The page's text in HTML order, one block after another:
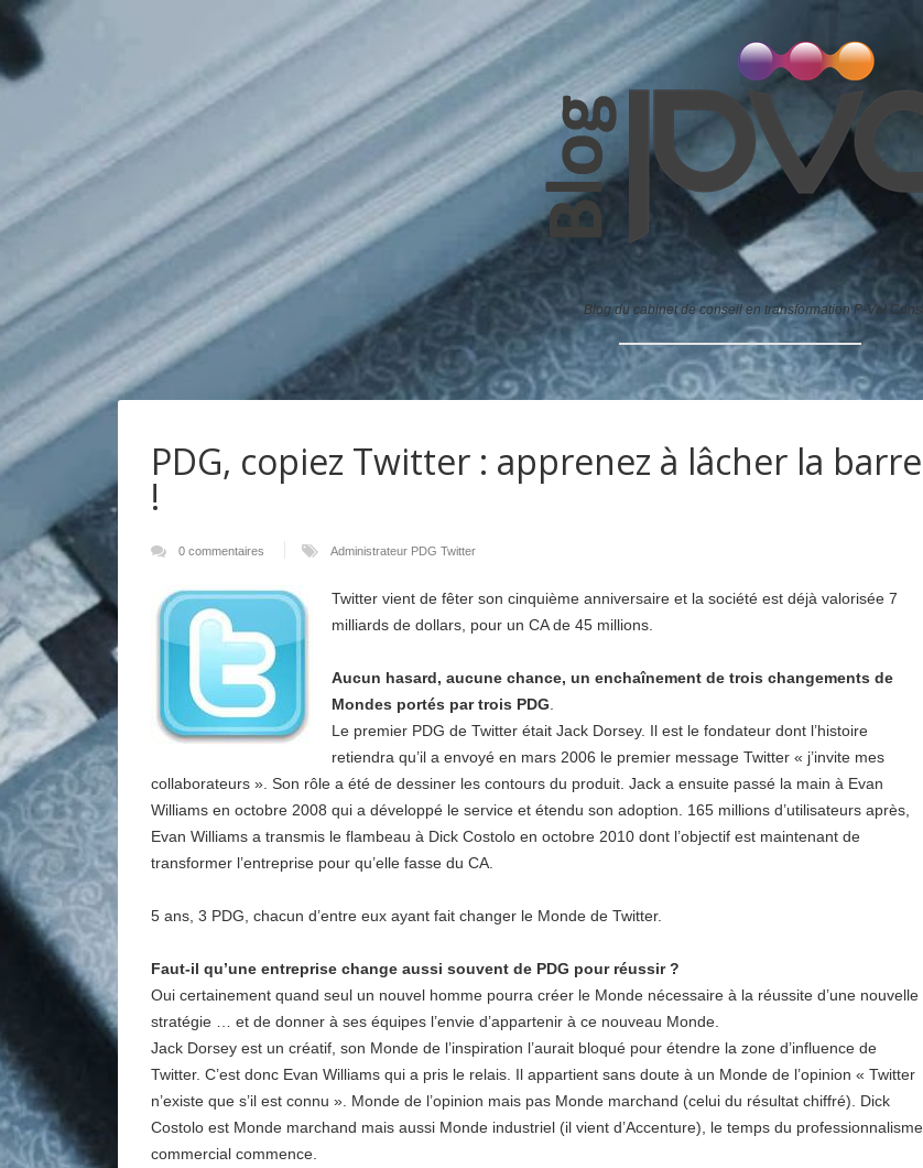
Blog du cabinet de conseil en transformation P-Val
PDG, copiez Twitter : apprenez à lâcher la barre
!
0 commentaires Administrateur PDG Twitter
Twitter vient de fêter son cinquième anniversaire et la société est déjà valorisée 7
milliards de dollars, pour un CA de 45 millions.
Aucun hasard, aucune chance, un enchaînement de trois changements de
Mondes portés par trois PDG
Le premier PDG de Twitter était Jack Dorsey. Il est le fondateur dont l’histoire
retiendra qu’il a envoyé en mars 2006 le premier message Twitter « j’invite mes
collaborateurs ». Son rôle a été de dessiner les contours du produit. Jack a ensuite passé la main à Evan
Williams en octobre 2008 qui a développé le service et étendu son adoption. 165 millions d’utilisateurs après,
Evan Williams a transmis le flambeau à Dick Costolo en octobre 2010 dont l’objectif est maintenant de
transformer l’entreprise pour qu’elle fasse du CA.
5 ans, 3 PDG, chacun d’entre eux ayant fait changer le Monde de Twitter.
Faut-il qu’une entreprise change aussi souvent de PDG pour réussir ?
Oui certainement quand seul un nouvel homme pourra créer le Monde nécessaire à la réussite d’une nouvelle
stratégie … et de donner à ses équipes l’envie d’appartenir à ce nouveau Monde.
Jack Dorsey est un créatif, son Monde de l’inspiration l’aurait bloqué pour étendre la zone d’influence de
Twitter. C’est donc Evan Williams qui a pris le relais. Il appartient sans doute à un Monde de l’opinion « Twitter
n’existe que s’il est connu ». Monde de l’opinion mais pas Monde marchand (celui du résultat chiffré). Dick
Costolo est Monde marchand mais aussi Monde industriel (il vient d’Accenture), le temps du professionnalisme
commercial commence.